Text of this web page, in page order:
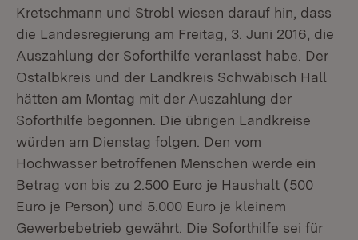
Kretschmann und Strobl wiesen darauf hin, dass
die Landesregierung am Freitag, 3. Juni 2016, die
Auszahlung der Soforthilfe veranlasst habe. Der
Ostalbkreis und der Landkreis Schwäbisch Hall
hätten am Montag mit der Auszahlung der
Soforthilfe begonnen. Die übrigen Landkreise
würden am Dienstag folgen. Den vom
Hochwasser betroffenen Menschen werde ein
Betrag von bis zu 2.500 Euro je Haushalt (500
Euro je Person) und 5.000 Euro je kleinem
Gewerbebetrieb gewährt. Die Soforthilfe sei für